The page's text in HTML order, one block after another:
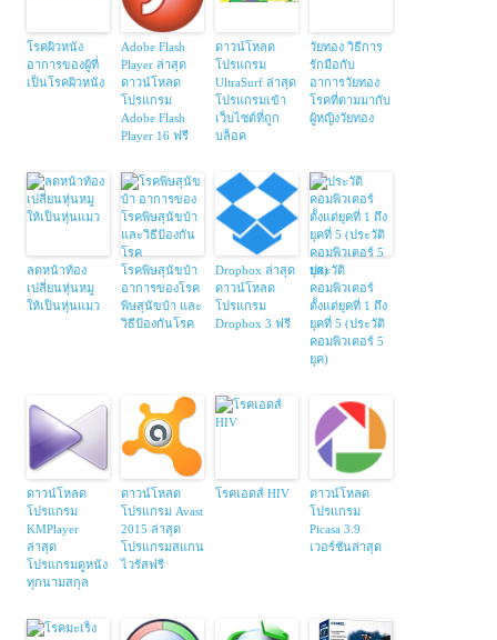
โรคผิวหนัง
อาการของผู้ที่
เป็นโรคผิวหนัง
Adobe Flash
Player ล่าสุด
ดาวน์โหลด
โปรแกรม
Adobe Flash
Player 16 ฟรี
ดาวน์โหลด
โปรแกรม
UltraSurf ล่าสุด
โปรแกรมเข้า
เว็บไซต์ที่ถูก
บล็อค
วัยทอง วิธีการ
รักมือกับ
อาการวัยทอง
โรคที่ตามมากับ
ผู้หญิงวัยทอง
ลดหน้าท้อง
เปลี่ยนหุ่นหมู
ให้เป็นหุ่นแมว
โรคพิษสุนัขบ้า
อาการของโรค
พิษสุนัขบ้า และ
วิธีป้องกันโรค
Dropbox ล่าสุด
ดาวน์โหลด
โปรแกรม
Dropbox 3 ฟรี
ประวัติ
คอมพิวเตอร์
ตั้งแต่ยุคที่ 1 ถึง
ยุคที่ 5 (ประวัติ
คอมพิวเตอร์ 5
ยุค)
ดาวน์โหลด
โปรแกรม
KMPlayer
ล่าสุด
โปรแกรมดูหนัง
ทุกนามสกุล
ดาวน์โหลด
โปรแกรม Avast
2015 ล่าสุด
โปรแกรมสแกน
ไวรัสฟรี
โรคเอดส์ HIV
ดาวน์โหลด
โปรแกรม
Picasa 3.9
เวอร์ชันล่าสุด